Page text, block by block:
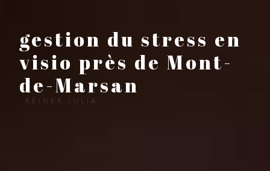
gestion du stress en
visio près de Mont-
de-Marsan
REINER JULIA